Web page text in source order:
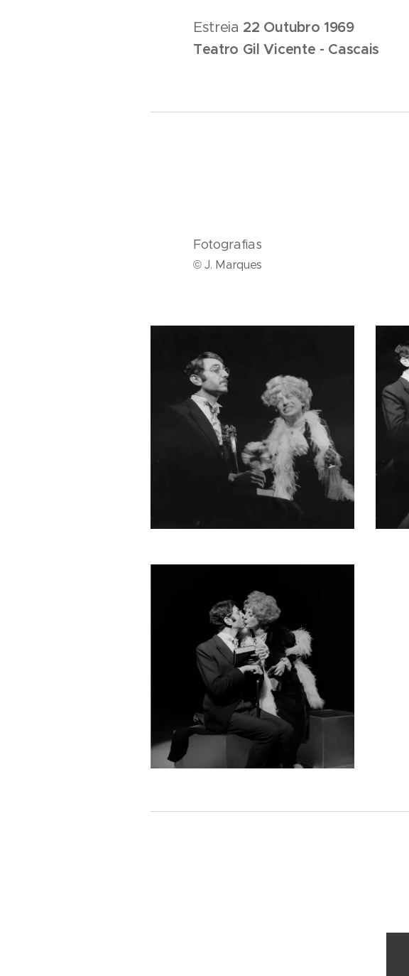
Estreia 22 Outubro 1969
Teatro Gil Vicente - Cascais
Fotografias
© J. Marques